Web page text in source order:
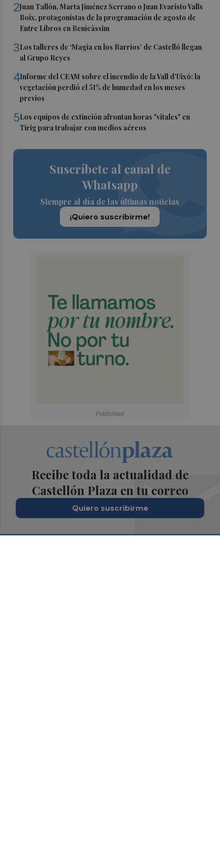
2Juan Tallón, Marta Jiménez Serrano o Juan Evaristo Valls
Boix, protagonistas de la programación de agosto de
Entre Libros en Benicàssim
3Los talleres de ‘Magia en los Barrios’ de Castelló llegan
al Grupo Reyes
4Informe del CEAM sobre el incendio de la Vall d'Uixó: la
vegetación perdió el 51% de humedad en los meses
previos
5Los equipos de extinción afrontan horas "vitales" en
Tírig para trabajar con medios aéreos
Suscríbete al canal de
Whatsapp
Siempre al día de las últimas noticias
¡Quiero suscribirme!
Recibe toda la actualidad de
Castellón Plaza en tu correo
Quiero suscribirme